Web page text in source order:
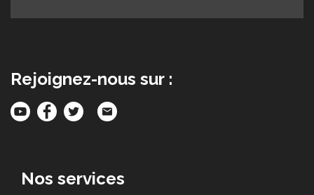
Rejoignez-nous sur :
Nos services